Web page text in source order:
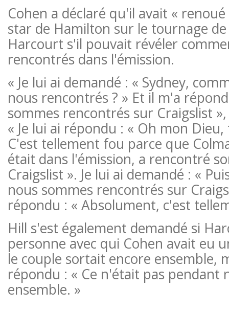
Cohen a déclaré qu'il avait «
star de Hamilton sur le tournage
Harcourt s'il pouvait révéler
rencontrés dans l'émission.
« Je lui ai demandé : « Sydney,
nous rencontrés ? » Et il m'a
sommes rencontrés sur Craigslist
« Je lui ai répondu : « Oh mon
C'est tellement fou parce que
était dans l'émission, a rencontré
Craigslist ». Je lui ai demandé : «
nous sommes rencontrés sur
répondu : « Absolument, c'est
Hill s'est également demandé si
personne avec qui Cohen avait eu
le couple sortait encore ensemble,
répondu : « Ce n'était pas pendant
ensemble. »